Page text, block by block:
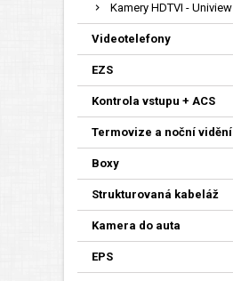
Kamery HDTVI - Uniview
Videotelefony
EZS
Kontrola vstupu + ACS
Termovize a noční vidění
Boxy
Strukturovaná kabeláž
Kamera do auta
EPS